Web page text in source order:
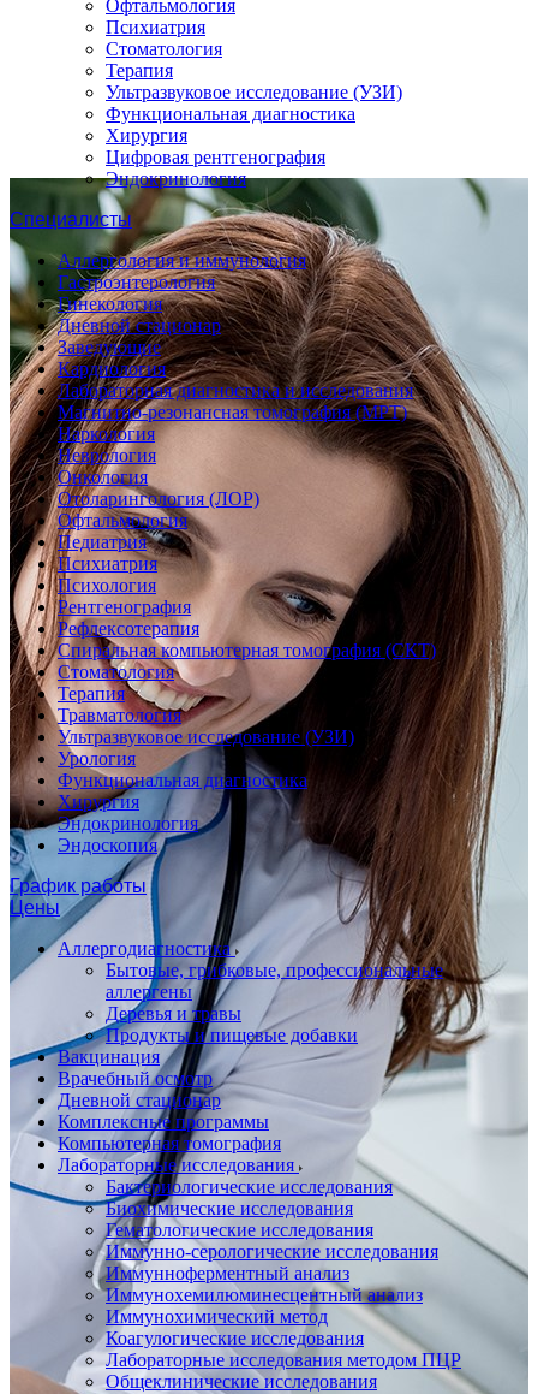
Офтальмология
Психиатрия
Стоматология
Терапия
Ультразвуковое исследование (УЗИ)
Функциональная диагностика
Хирургия
Цифровая рентгенография
Эндокринология
Специалисты
Аллергология и иммунология
Гастроэнтерология
Гинекология
Дневной стационар
Заведующие
Кардиология
Лабораторная диагностика и исследования
Магнитно-резонансная томография (МРТ)
Наркология
Неврология
Онкология
Отоларингология (ЛОР)
Офтальмология
Педиатрия
Психиатрия
Психология
Рентгенография
Рефлексотерапия
Спиральная компьютерная томография (СКТ)
Стоматология
Терапия
Травматология
Ультразвуковое исследование (УЗИ)
Урология
Функциональная диагностика
Хирургия
Эндокринология
Эндоскопия
График работы
Цены
Аллергодиагностика
Бытовые, грибковые, профессиональные
аллергены
Деревья и травы
Продукты и пищевые добавки
Вакцинация
Врачебный осмотр
Дневной стационар
Комплексные программы
Компьютерная томография
Лабораторные исследования
Бактериологические исследования
Биохимические исследования
Гематологические исследования
Иммунно-серологические исследования
Иммунноферментный анализ
Иммунохемилюминесцентный анализ
Иммунохимический метод
Коагулогические исследования
Лабораторные исследования методом ПЦР
Общеклинические исследования